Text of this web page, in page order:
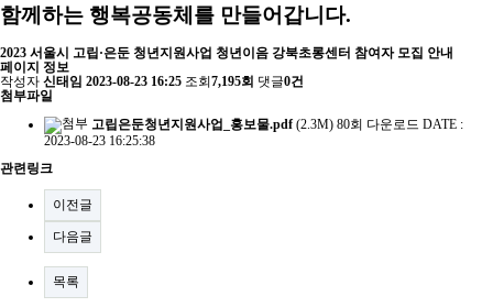
함께하는 행복공동체를 만들어갑니다.
2023 서울시 고립·은둔 청년지원사업 청년이음 강북초롱센터 참여자 모집 안내
페이지 정보
작성자 신태임 2023-08-23 16:25 조회 7,195회 댓글0건
첨부파일
고립은둔청년지원사업_홍보물.pdf(2.3M) 80회 다운로드 DATE :
2023-08-23 16:25:38
관련링크
이전글
다음글
목록